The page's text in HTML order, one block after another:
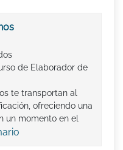
de Elaborador de
te transportan al
ofreciendo una
un momento en el